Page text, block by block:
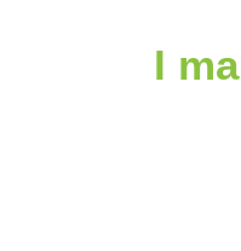
I